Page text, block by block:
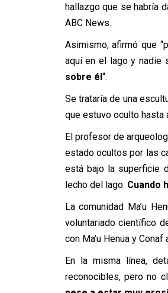
hallazgo que se habría
ABC News.
Asimismo, afirmó que
aquí en el lago y nadie
sobre él“.
Se trataría de una
que estuvo oculto hasta
El profesor de
estado ocultos por las
está bajo la superficie
lecho del lago. Cuando
La comunidad Ma’u
voluntariado científico
con Ma’u Henua y
En la misma línea,
reconocibles, pero no